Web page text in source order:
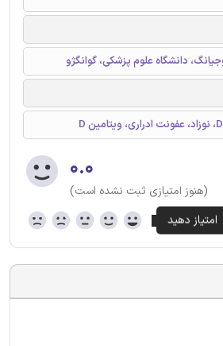
دانشگاه علوم پزشکی، گوانگژو
۰.۰
(هنوز امتیازی ثبت نشده است)